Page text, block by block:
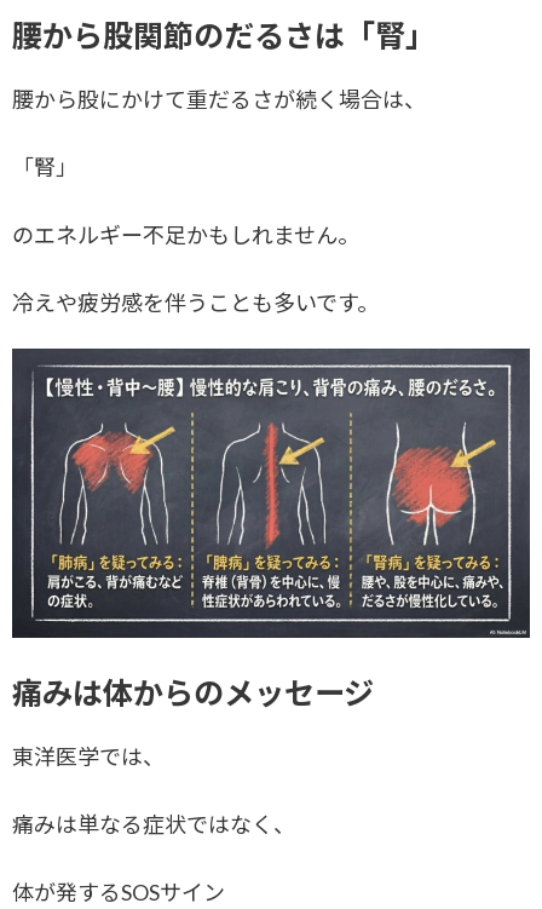
腰から股関節のだるさは「腎」
腰から股にかけて重だるさが続く場合は、
「腎」
のエネルギー不足かもしれません。
冷えや疲労感を伴うことも多いです。
痛みは体からのメッセージ
東洋医学では、
痛みは単なる症状ではなく、
体が発するSOSサイン